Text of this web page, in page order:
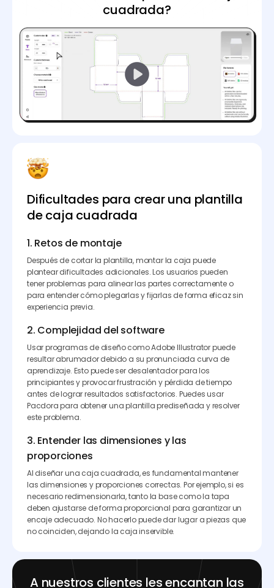
cuadrada?
Dificultades para crear una plantilla
de caja cuadrada
1. Retos de montaje
Después de cortar la plantilla, montar la caja puede
plantear dificultades adicionales. Los usuarios pueden
tener problemas para alinear las partes correctamente o
para entender cómo plegarlas y fijarlas de forma eficaz sin
experiencia previa.
2. Complejidad del software
Usar programas de diseño como Adobe Illustrator puede
resultar abrumador debido a su pronunciada curva de
aprendizaje. Esto puede ser desalentador para los
principiantes y provocar frustración y pérdida de tiempo
antes de lograr resultados satisfactorios. Puedes usar
Pacdora para obtener una plantilla prediseñada y resolver
este problema.
3. Entender las dimensiones y las
proporciones
Al diseñar una caja cuadrada, es fundamental mantener
las dimensiones y proporciones correctas. Por ejemplo, si es
necesario redimensionarla, tanto la base como la tapa
deben ajustarse de forma proporcional para garantizar un
encaje adecuado. No hacerlo puede dar lugar a piezas que
no coinciden, dejando la caja inservible.
A nuestros clientes les encantan las